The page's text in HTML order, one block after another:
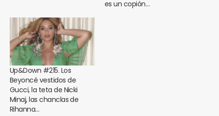
es un copión…
Up&Down #215. Los
Beyoncé vestidos de
Gucci, la teta de Nicki
Minaj, las chanclas de
Rihanna…